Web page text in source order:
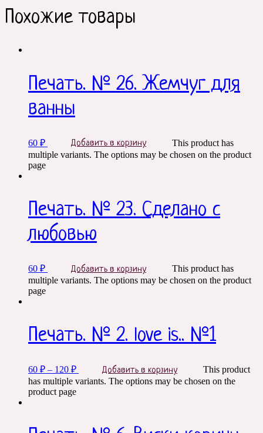
Похожие товары
Печать. № 26. Жемчуг для
ванны
60 ₽ Добавить в корзину
This product has
multiple variants. The options may be chosen on the product
page
Печать. № 23. Сделано с
любовью
60 ₽ Добавить в корзину
This product has
multiple variants. The options may be chosen on the product
page
Печать. № 2. love is.. №1
60 ₽ – 120 ₽ Добавить в корзину
This product
has multiple variants. The options may be chosen on the
product page